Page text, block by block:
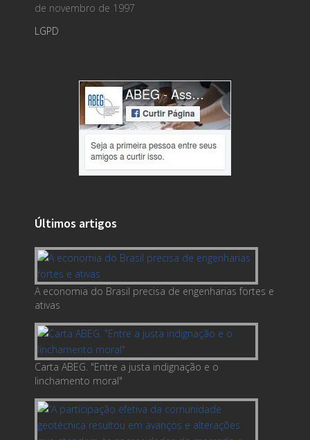
de novembro de 1997
LGPD
Últimos artigos
A economia do Brasil precisa de engenharias fortes e
ativas
Carta ABEG. "Entre a justa indignação e o
linchamento moral"